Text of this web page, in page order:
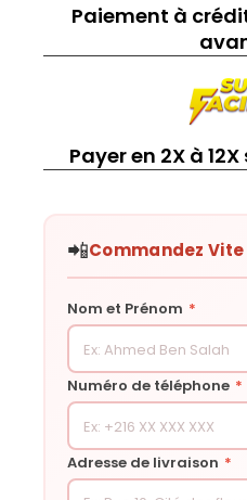
Paiement à
Payer en 2X à
📲Commandez Vite
Nom et Prénom *
Numéro de téléphone *
Adresse de livraison *